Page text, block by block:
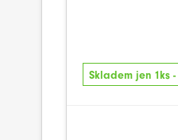
Skladem jen 1ks